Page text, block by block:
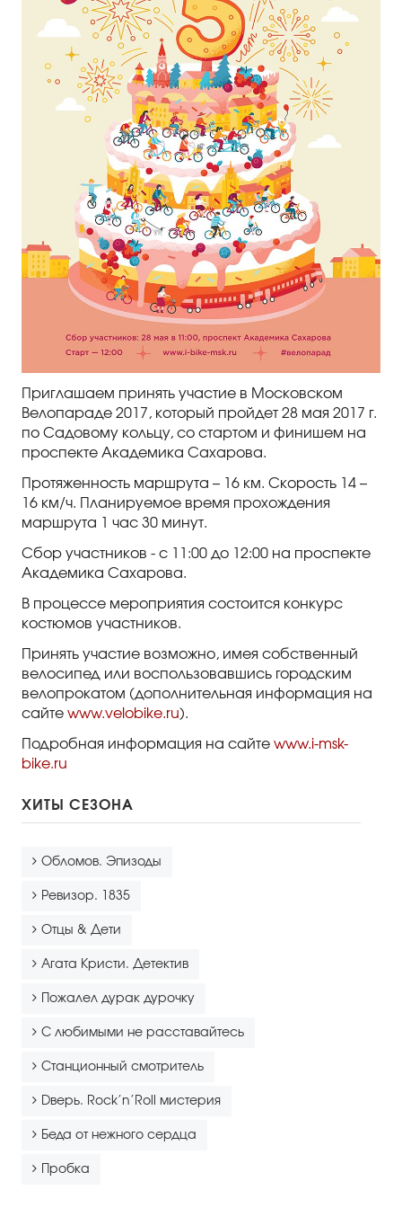
Правила группового посещения
Порядок возврата билетов
Новости
Билеты
Контакты
Приглашаем принять участие в Московском
Велопараде 2017, который пройдет 28 мая 2017 г.
по Садовому кольцу, со стартом и финишем на
проспекте Академика Сахарова.
Протяженность маршрута – 16 км. Скорость 14 –
16 км/ч. Планируемое время прохождения
маршрута 1 час 30 минут.
Сбор участников - с 11:00 до 12:00 на проспекте
Академика Сахарова.
В процессе мероприятия состоится конкурс
костюмов участников.
Принять участие возможно, имея собственный
велосипед или воспользовавшись городским
велопрокатом (дополнительная информация на
сайте www.velobike.ru).
Подробная информация на сайте www.i-msk-
bike.ru
ХИТЫ СЕЗОНА
Обломов. Эпизоды
Ревизор. 1835
Отцы & Дети
Агата Кристи. Детектив
Пожалел дурак дурочку
С любимыми не расставайтесь
Станционный смотритель
Dверь. Rock’n’Roll мистерия
Беда от нежного сердца
Пробка